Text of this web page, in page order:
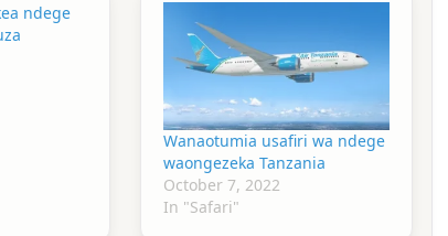
ndege
Wanaotumia usafiri wa ndege
waongezeka Tanzania
October 7, 2022
In "Safari"